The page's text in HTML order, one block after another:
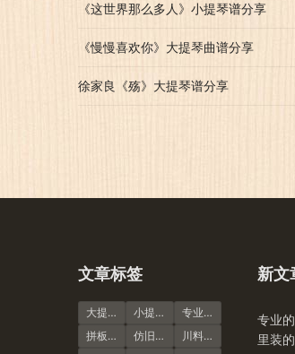
《这世界那么多人》小提琴谱分享
《慢慢喜欢你》大提琴曲谱分享
徐家良《殇》大提琴谱分享
文章标签
大提琴 小提琴谱
专业演奏级
拼板虎纹
仿旧风格
川料小提琴
新文
专业
里装